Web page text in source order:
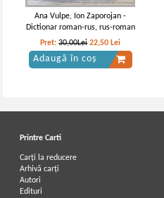
Ana Vulpe, Ion Zaporojan -
Dictionar roman-rus, rus-roman
Pret:30,00Lei 22,50 Lei
Adaugă în coș
Printre Carti
Carți la reducere
Arhivă carți
Autori
Edituri